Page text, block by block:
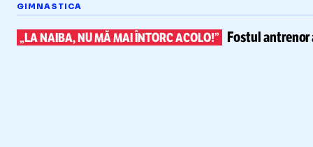
GIMNASTICA
„LA NAIBA, NU MĂ MAI ÎNTORC ACOLO!” Fostul